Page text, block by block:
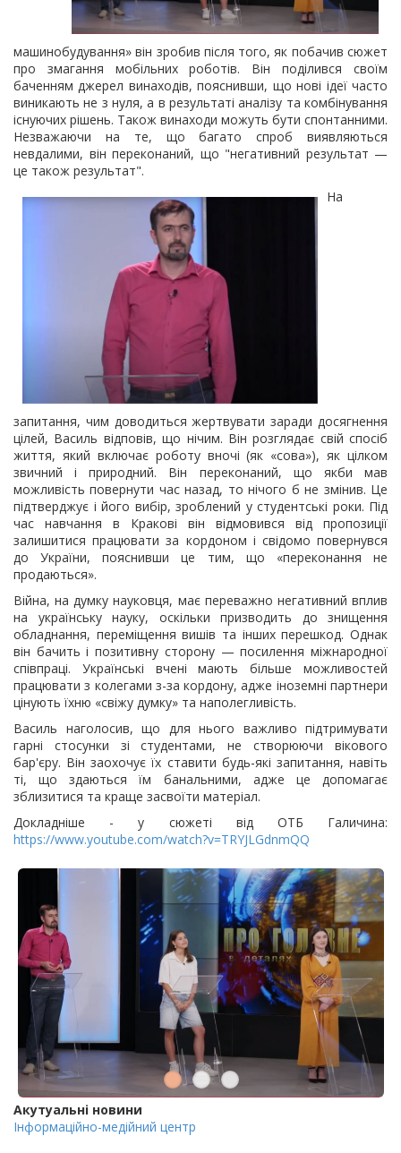
машинобудування» він зробив після того, як побачив сюжет
про змагання мобільних роботів. Він поділився своїм
баченням джерел винаходів, пояснивши, що нові ідеї часто
виникають не з нуля, а в результаті аналізу та комбінування
існуючих рішень. Також винаходи можуть бути спонтанними.
Незважаючи на те, що багато спроб виявляються
невдалими, він переконаний, що "негативний результат —
це також результат".
На
запитання, чим доводиться жертвувати заради досягнення
цілей, Василь відповів, що нічим. Він розглядає свій спосіб
життя, який включає роботу вночі (як «сова»), як цілком
звичний і природний. Він переконаний, що якби мав
можливість повернути час назад, то нічого б не змінив. Це
підтверджує і його вибір, зроблений у студентські роки. Під
час навчання в Кракові він відмовився від пропозиції
залишитися працювати за кордоном і свідомо повернувся
до України, пояснивши це тим, що «переконання не
продаються».
Війна, на думку науковця, має переважно негативний вплив
на українську науку, оскільки призводить до знищення
обладнання, переміщення вишів та інших перешкод. Однак
він бачить і позитивну сторону — посилення міжнародної
співпраці. Українські вчені мають більше можливостей
працювати з колегами з-за кордону, адже іноземні партнери
цінують їхню «свіжу думку» та наполегливість.
Василь наголосив, що для нього важливо підтримувати
гарні стосунки зі студентами, не створюючи вікового
бар'єру. Він заохочує їх ставити будь-які запитання, навіть
ті, що здаються їм банальними, адже це допомагає
зблизитися та краще засвоїти матеріал.
Докладніше - у сюжеті від ОТБ Галичина:
https://www.youtube.com/watch?v=TRYJLGdnmQQ
Акутуальні новини
Інформаційно-медійний центр